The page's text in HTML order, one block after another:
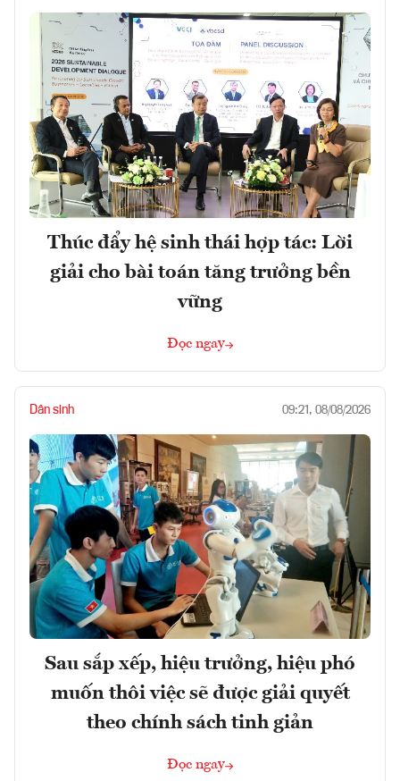
Thúc đẩy hệ sinh thái hợp tác: Lời
giải cho bài toán tăng trưởng bền
vững
Đọc ngay
Dân sinh 09:21, 08/08/2026
Sau sắp xếp, hiệu trưởng, hiệu phó
muốn thôi việc sẽ được giải quyết
theo chính sách tinh giản
Đọc ngay